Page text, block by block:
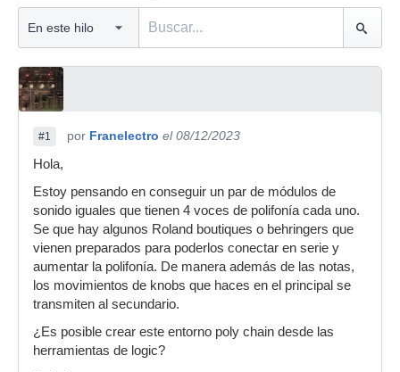
#1 por Franelectro el 08/12/2023
Hola,
Estoy pensando en conseguir un par de módulos de
sonido iguales que tienen 4 voces de polifonía cada uno.
Se que hay algunos Roland boutiques o behringers que
vienen preparados para poderlos conectar en serie y
aumentar la polifonía. De manera además de las notas,
los movimientos de knobs que haces en el principal se
transmiten al secundario.
¿Es posible crear este entorno poly chain desde las
herramientas de logic?